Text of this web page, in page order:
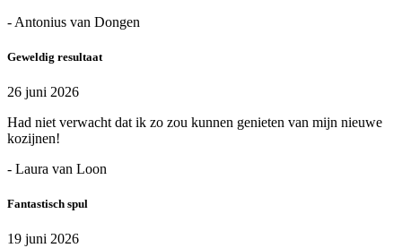
- Antonius van Dongen
Geweldig resultaat
26 juni 2026
Had niet verwacht dat ik zo zou kunnen genieten van mijn nieuwe
kozijnen!
- Laura van Loon
Fantastisch spul
19 juni 2026